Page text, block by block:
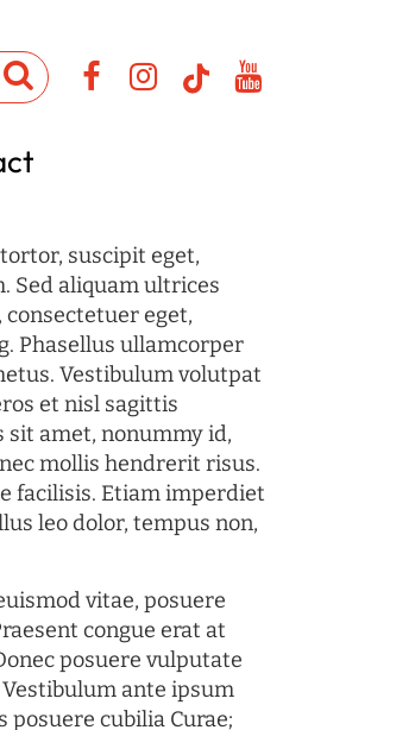
suscipit eget,
Sed aliquam ultrices
eget,
Phasellus ullamcorper
Vestibulum volutpat
et nisl sagittis
amet, nonummy id,
mollis hendrerit risus.
facilisis. Etiam imperdiet
leo dolor, tempus non,
vitae, posuere
congue erat at
posuere vulputate
ante ipsum
cubilia Curae;